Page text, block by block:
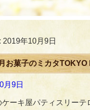
2019年10月9日
お菓子のミカタ
月9日
ーキ屋パティスリーテ